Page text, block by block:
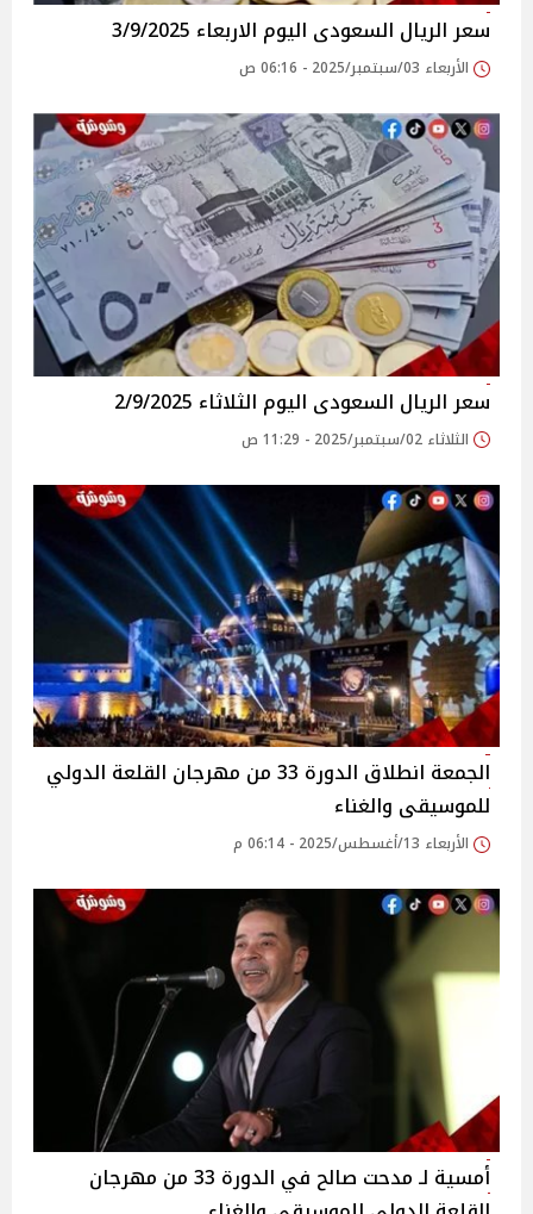
سعر الريال السعودى اليوم الاربعاء 3/9/2025
الأربعاء 03/سبتمبر/2025 - 06:16 ص
سعر الريال السعودى اليوم الثلاثاء 2/9/2025
الثلاثاء 02/سبتمبر/2025 - 11:29 ص
الجمعة انطلاق الدورة 33 من مهرجان القلعة الدولي
للموسيقى والغناء‎
الأربعاء 13/أغسطس/2025 - 06:14 م
أمسية لـ مدحت صالح في الدورة 33 من مهرجان